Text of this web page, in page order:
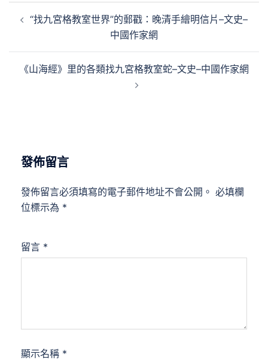
章 “找九宮格教室世界”的郵戳：晚清手繪明信片–文史–
中國作家網
《山海經》里的各類找九宮格教室蛇–文史–中國作家網
發佈留言
發佈留言必須填寫的電子郵件地址不會公開。 必填欄
位標示為 *
留言 *
顯示名稱 *